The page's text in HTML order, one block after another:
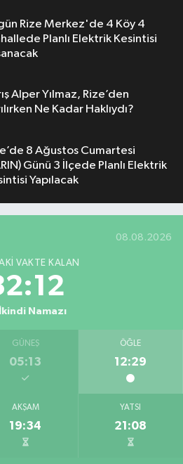
Rize Merkez'de 4 Köy 4
Planlı Elektrik Kesintisi
Alper Yılmaz, Rize’den
Ne Kadar Haklıydı?
8 Ağustos Cumartesi
3 İlçede Planlı Elektrik
Yapılacak
08.08.2026
VAKTE KALAN
İkindi Namazı
GÜNEŞ
05:13
ÖĞLE
12:29
AKŞAM
19:34
YATSI
21:08